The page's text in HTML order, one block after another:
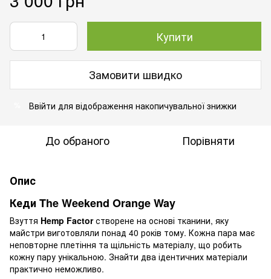
Купити
Замовити швидко
Ввійти для відображення накопичувальної знижки
До обраного Порівняти
Опис
Кеди The Weekend Orange Way
Взуття Hemp Factorстворене на основі тканини, яку
майстри виготовляли понад 40 років тому. Кожна пара має
неповторне плетіння та щільність матеріалу, що робить
кожну пару унікальною. Знайти два ідентичних матеріали
практично неможливо.